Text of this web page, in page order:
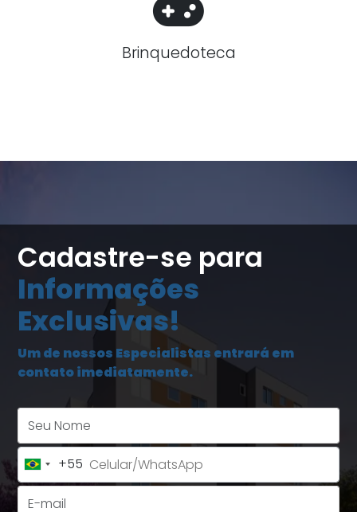
Brinquedoteca
Cadastre-se para
Informações
Exclusivas!
Um de nossos Especialistas entrará em
contato imediatamente.
Brazil
+55
+55